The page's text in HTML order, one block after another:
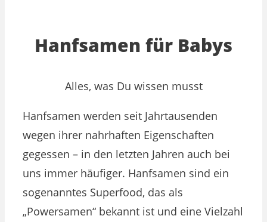
Hanfsamen für Babys
Alles, was Du wissen musst
Hanfsamen werden seit Jahrtausenden
wegen ihrer nahrhaften Eigenschaften
gegessen – in den letzten Jahren auch bei
uns immer häufiger. Hanfsamen sind ein
sogenanntes Superfood, das als
„Powersamen“ bekannt ist und eine Vielzahl